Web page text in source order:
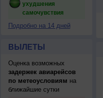
ухудшения
самочувствия
Подробно на 14 дней
ВЫЛЕТЫ
Оценка возможных
задержек авиарейсов
по метеоусловиям на
ближайшие сутки